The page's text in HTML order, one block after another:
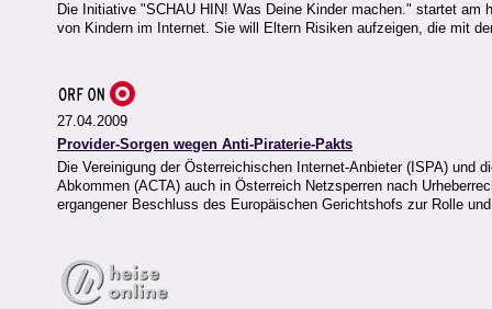
Die Initiative "SCHAU HIN! Was Deine Kinder machen." startet
von Kindern im Internet. Sie will Eltern Risiken aufzeigen, die mit
27.04.2009
Provider-Sorgen wegen Anti-Piraterie-Pakts
Die Vereinigung der Österreichischen Internet-Anbieter (ISPA)
Abkommen (ACTA) auch in Österreich Netzsperren nach
ergangener Beschluss des Europäischen Gerichtshofs zur Rolle